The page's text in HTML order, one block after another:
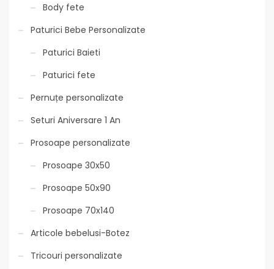
Body fete
Paturici Bebe Personalizate
Paturici Baieti
Paturici fete
Pernuțe personalizate
Seturi Aniversare 1 An
Prosoape personalizate
Prosoape 30x50
Prosoape 50x90
Prosoape 70x140
Articole bebelusi-Botez
Tricouri personalizate